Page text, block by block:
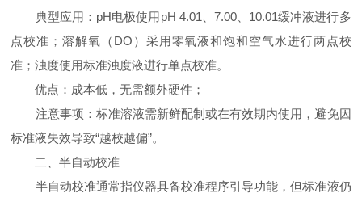
典型应用：pH电极使用pH 4.01、7.00、10.01缓冲液进行多
点校准；溶解氧（DO）采用零氧液和饱和空气水进行两点校
准；浊度使用标准浊度液进行单点校准。
优点：成本低，无需额外硬件；
注意事项：标准溶液需新鲜配制或在有效期内使用，避免因
标准液失效导致“越校越偏”。
二、半自动校准
半自动校准通常指仪器具备校准程序引导功能，但标准液仍